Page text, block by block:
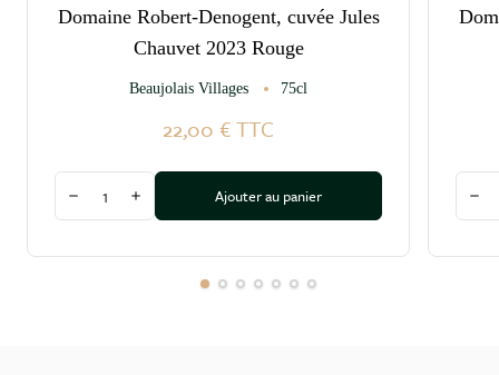
Domaine Robert-Denogent, cuvée Jules
Chauvet 2023 Rouge
Beaujolais Villages 75cl
22,00 €TTC
Diminuer la quantité
Augmenter la quantité
Ajouter au panier